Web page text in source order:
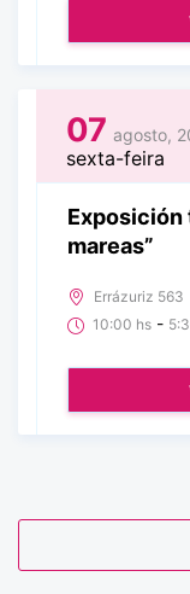
07 agosto,
sexta-feira
Exposición
mareas”
Errázuriz 563
10:00 hs -